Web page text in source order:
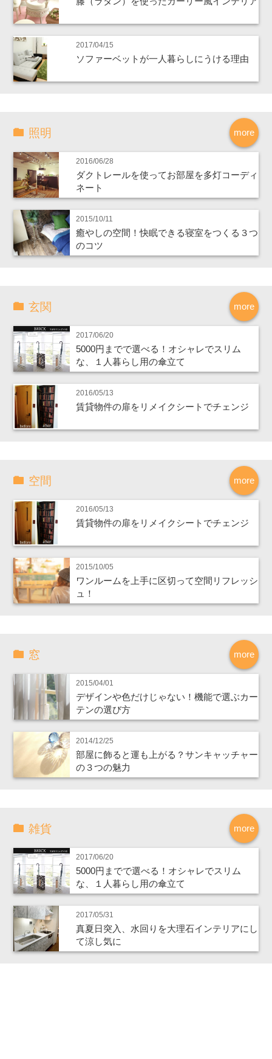
2017/04/15
ソファーベットが一人暮らしにうける理由
more
照明
2016/06/28
ダクトレールを使ってお部屋を多灯コーディ
ネート
2015/10/11
癒やしの空間！快眠できる寝室をつくる３つ
のコツ
more
玄関
2017/06/20
5000円までで選べる！オシャレでスリム
な、１人暮らし用の傘立て
2016/05/13
賃貸物件の扉をリメイクシートでチェンジ
more
空間
2016/05/13
賃貸物件の扉をリメイクシートでチェンジ
2015/10/05
ワンルームを上手に区切って空間リフレッシ
ュ！
more
窓
2015/04/01
デザインや色だけじゃない！機能で選ぶカー
テンの選び方
2014/12/25
部屋に飾ると運も上がる？サンキャッチャー
の３つの魅力
more
雑貨
2017/06/20
5000円までで選べる！オシャレでスリム
な、１人暮らし用の傘立て
2017/05/31
真夏日突入、水回りを大理石インテリアにし
て涼し気に